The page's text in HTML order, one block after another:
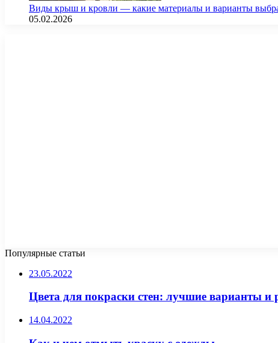
Виды крыш и кровли — какие материалы и варианты
05.02.2026
Популярные статьи
23.05.2022
Цвета для покраски стен: лучшие варианты и
14.04.2022